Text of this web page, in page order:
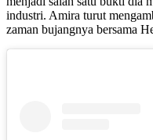
industri. Amira turut
zaman bujangnya bersama